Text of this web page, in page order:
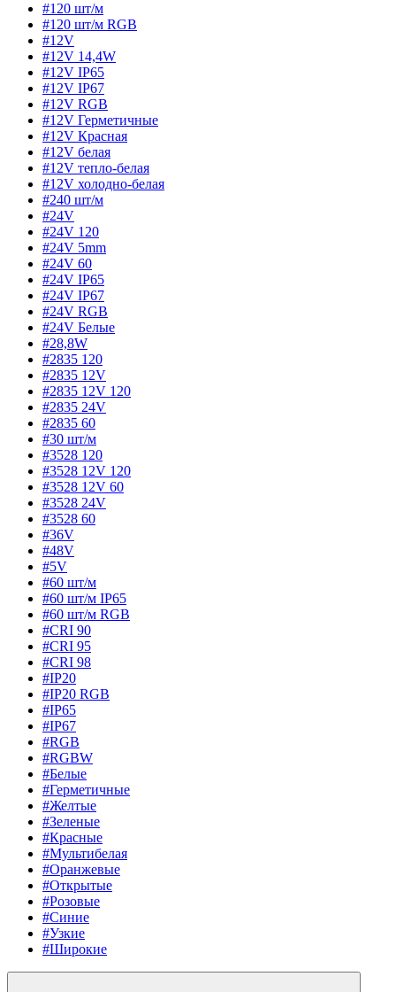
#120 шт/м
#120 шт/м RGB
#12V
#12V 14,4W
#12V IP65
#12V IP67
#12V RGB
#12V Герметичные
#12V Красная
#12V белая
#12V тепло-белая
#12V холодно-белая
#240 шт/м
#24V
#24V 120
#24V 5mm
#24V 60
#24V IP65
#24V IP67
#24V RGB
#24V Белые
#28,8W
#2835 120
#2835 12V
#2835 12V 120
#2835 24V
#2835 60
#30 шт/м
#3528 120
#3528 12V 120
#3528 12V 60
#3528 24V
#3528 60
#36V
#48V
#5V
#60 шт/м
#60 шт/м IP65
#60 шт/м RGB
#CRI 90
#CRI 95
#CRI 98
#IP20
#IP20 RGB
#IP65
#IP67
#RGB
#RGBW
#Белые
#Герметичные
#Желтые
#Зеленые
#Красные
#Мультибелая
#Оранжевые
#Открытые
#Розовые
#Синие
#Узкие
#Широкие